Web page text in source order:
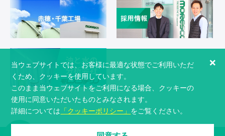
当ウェブサイトでは、お客様に最適な状態でご利用いただ
くため、クッキーを使用しています。
このまま当ウェブサイトをご利用になる場合、クッキーの
使用に同意いただいたものとみなされます。
詳細については 「クッキーポリシー」 をご覧ください。
×